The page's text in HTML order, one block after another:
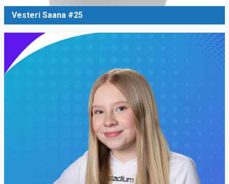
Vesteri Saana #25